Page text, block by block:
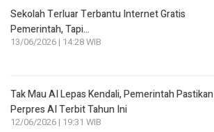
Sekolah Terluar Terbantu Internet Gratis
Pemerintah, Tapi…
13/06/2026 | 14:28 WIB
Tak Mau AI Lepas Kendali, Pemerintah Pastikan
Perpres AI Terbit Tahun Ini
12/06/2026 | 19:31 WIB